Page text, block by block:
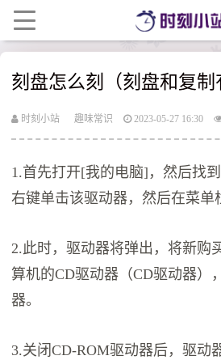
刻盘怎么刻（刻盘和复制
时刻小站 趣味常识 2023-05-27 16:30
1.首先打开[我的电脑]，然后找到
右键单击该驱动器，然后在菜单
2.此时，驱动器将弹出，将新购
算机的CD驱动器（CD驱动器）
器。
3.关闭CD-ROM驱动器后，驱动